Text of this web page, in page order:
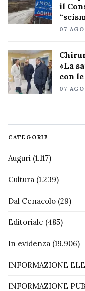
il
07
«La
con
07
CATEGORIE
Auguri (1.117)
Cultura (1.239)
Dal Cenacolo (29)
Editoriale (485)
In evidenza (19.906)
INFORMAZIONE
INFORMAZIONE